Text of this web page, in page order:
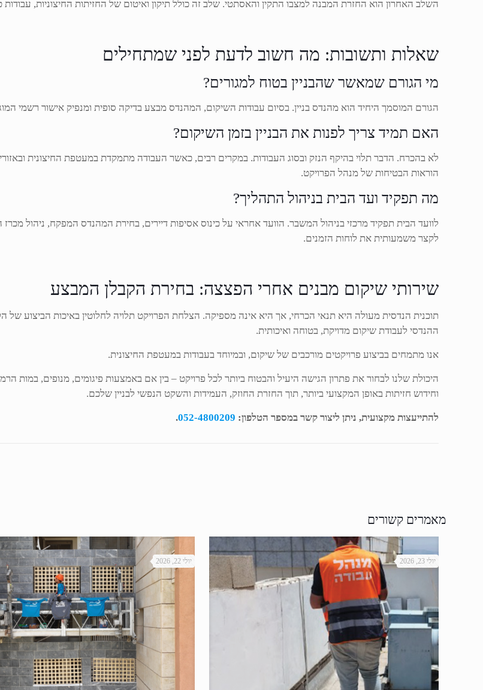
השלב האחרון הוא החזרת המבנה למצבו התקין והאסתטי. שלב זה כולל תיקון ואיטום של החזיתות החיצוניות, עבודות
שאלות ותשובות: מה חשוב לדעת לפני שמתחילים
מי הגורם שמאשר שהבניין בטוח למגורים?
הגורם המוסמך היחיד הוא מהנדס בניין. בסיום עבודות השיקום, המהנדס מבצע בדיקה סופית ומנפיק אישור רשמי
האם תמיד צריך לפנות את הבניין בזמן השיקום?
לא בהכרח. הדבר תלוי בהיקף הנזק ובסוג העבודות. במקרים רבים, כאשר העבודה מתמקדת במעטפת החיצונית
הוראות הבטיחות של מנהל הפרויקט.
מה תפקיד ועד הבית בניהול התהליך?
לוועד הבית תפקיד מרכזי בניהול המשבר. הוועד אחראי על כינוס אסיפות דיירים, בחירת המהנדס המפקח, ניהול מכרז
לקצר משמעותית את לוחות הזמנים.
שירותי שיקום מבנים אחרי הפצצה: בחירת הקבלן המבצע
תוכנית הנדסית מעולה היא תנאי הכרחי, אך היא אינה מספיקה. הצלחת הפרויקט תלויה לחלוטין באיכות הביצוע
ההנדסי לעבודת שיקום מדויקת, בטוחה ואיכותית.
אנו מתמחים בביצוע פרויקטים מורכבים של שיקום, ובמיוחד בעבודות במעטפת החיצונית.
היכולת שלנו לבחור את פתרון הגישה היעיל והבטוח ביותר לכל פרויקט – בין אם באמצעות פיגומים, מנופים, במות
וחידוש חזיתות באופן המקצועי ביותר, תוך החזרת החוזק, העמידות והשקט הנפשי לבניין שלכם.
להתייעצות מקצועית, ניתן ליצור קשר במספר הטלפון: 052-4800209
.
מאמרים קשורים
יולי 23, 2026 יולי 22, 2026